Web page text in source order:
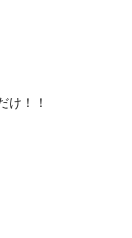
け！！